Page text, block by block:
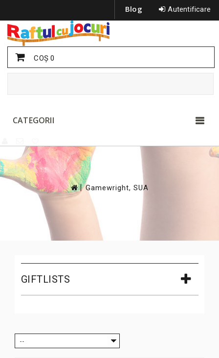
Autentificare
Blog
COŞ0
CATEGORII
>
Gamewright, SUA
GIFTLISTS
--